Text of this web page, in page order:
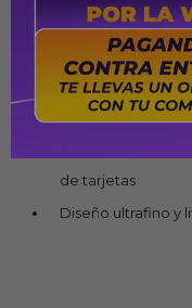
Pantalla: 15.6”
Gráficos: Intel Iris
Sistema operativo:
Teclado en inglés
Conectividad:
de tarjetas
Diseño ultrafino y